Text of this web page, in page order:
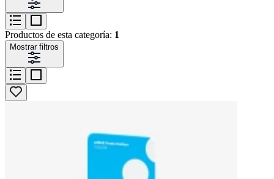
Productos de esta categoría: 1
Mostrar filtros